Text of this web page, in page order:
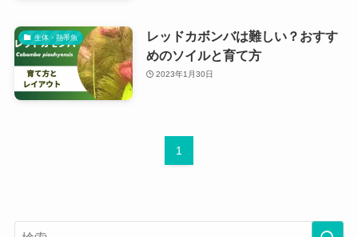
生体・熱帯魚
レッドカボンバは難しい？おすす
めのソイルと育て方
2023年1月30日
1